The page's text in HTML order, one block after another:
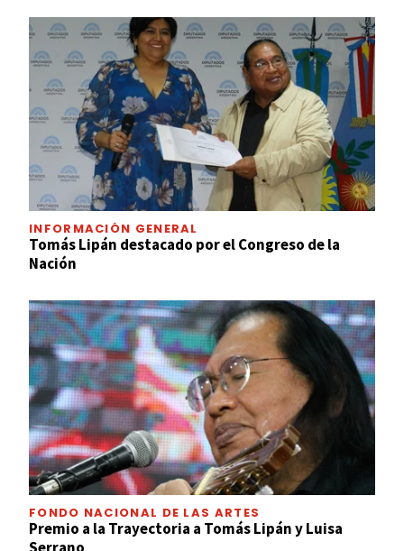
INFORMACIÓN GENERAL
Tomás Lipán destacado por el Congreso de la
Nación
FONDO NACIONAL DE LAS ARTES
Premio a la Trayectoria a Tomás Lipán y Luisa